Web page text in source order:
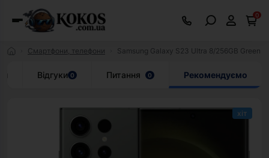
0
Смартфони, телефони Samsung Galaxy S23 Ultra 8/256GB Green
Відгуки 0 Питання 0 Рекомендуємо
хіт